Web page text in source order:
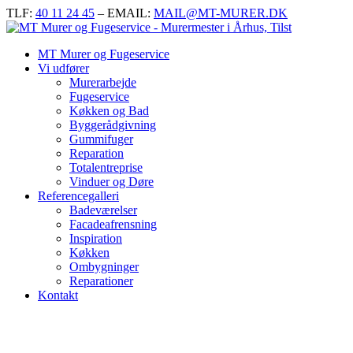
TLF: 40 11 24 45 – EMAIL: MAIL@MT-MURER.DK
MT Murer og Fugeservice
Vi udfører
Murerarbejde
Fugeservice
Køkken og Bad
Byggerådgivning
Gummifuger
Reparation
Totalentreprise
Vinduer og Døre
Referencegalleri
Badeværelser
Facadeafrensning
Inspiration
Køkken
Ombygninger
Reparationer
Kontakt